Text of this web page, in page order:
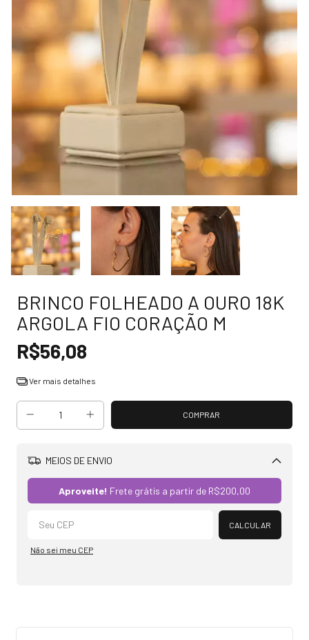
BRINCO FOLHEADO A OURO 18K
ARGOLA FIO CORAÇÃO M
R$56,08
Ver mais detalhes
MEIOS DE ENVIO
Aproveite! Frete grátis a partir de R$200,00
CALCULAR
Não sei meu CEP